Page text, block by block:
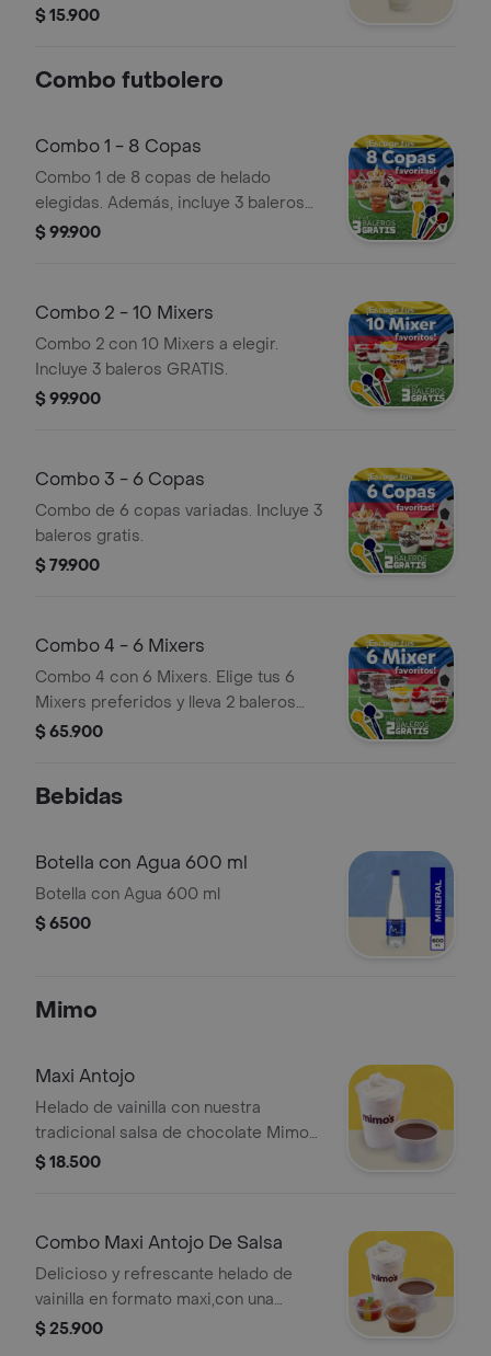
elección.
$ 15.900
Combo futbolero
Combo 1 - 8 Copas
Combo 1 de 8 copas de helado
elegidas. Además, incluye 3 baleros
GRATIS.
$ 99.900
Combo 2 - 10 Mixers
Combo 2 con 10 Mixers a elegir.
Incluye 3 baleros GRATIS.
$ 99.900
Combo 3 - 6 Copas
Combo de 6 copas variadas. Incluye 3
baleros gratis.
$ 79.900
Combo 4 - 6 Mixers
Combo 4 con 6 Mixers. Elige tus 6
Mixers preferidos y lleva 2 baleros
GRATIS.
$ 65.900
Bebidas
Botella con Agua 600 ml
Botella con Agua 600 ml
$ 6500
Mimo
Maxi Antojo
Helado de vainilla con nuestra
tradicional salsa de chocolate Mimos,
ideal para los amantes del buen
$ 18.500
Combo Maxi Antojo De Salsa
Delicioso y refrescante helado de
vainilla en formato maxi,con una
exquisita capa de salsa.
$ 25.900